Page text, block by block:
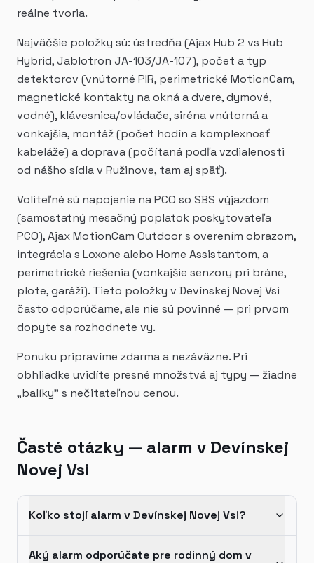
reálne tvoria.
Najväčšie položky sú: ústredňa (Ajax Hub 2 vs Hub
Hybrid, Jablotron JA-103/JA-107), počet a typ
detektorov (vnútorné PIR, perimetrické MotionCam,
magnetické kontakty na okná a dvere, dymové,
vodné), klávesnica/ovládače, siréna vnútorná a
vonkajšia, montáž (počet hodín a komplexnosť
kabeláže) a doprava (počítaná podľa vzdialenosti
od nášho sídla v Ružinove, tam aj späť).
Voliteľné sú napojenie na PCO so SBS výjazdom
(samostatný mesačný poplatok poskytovateľa
PCO), Ajax MotionCam Outdoor s overením obrazom,
integrácia s Loxone alebo Home Assistantom, a
perimetrické riešenia (vonkajšie senzory pri bráne,
plote, garáži). Tieto položky v Devínskej Novej Vsi
často odporúčame, ale nie sú povinné — pri prvom
dopyte sa rozhodnete vy.
Ponuku pripravíme zdarma a nezáväzne. Pri
obhliadke uvidíte presné množstvá aj typy — žiadne
„balíky" s nečitateľnou cenou.
Časté otázky — alarm v Devínskej
Novej Vsi
Koľko stojí alarm v Devínskej Novej Vsi?
Aký alarm odporúčate pre rodinný dom v